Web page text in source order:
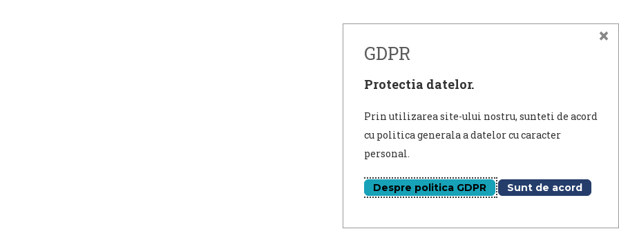
×
GDPR
Protectia datelor.
Prin utilizarea site-ului nostru, sunteti de acord
cu politica generala a datelor cu caracter
personal.
Despre politica GDPR Sunt de acord